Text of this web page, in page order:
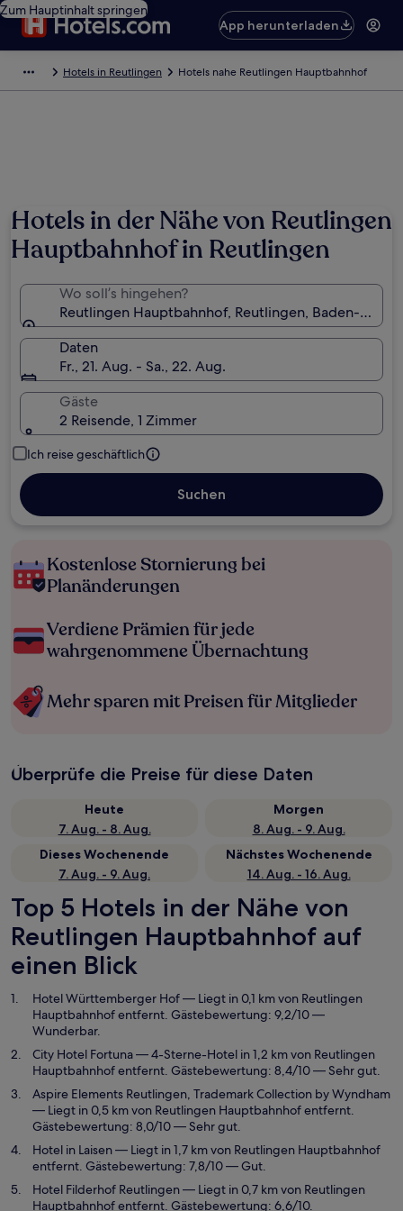
Zum Hauptinhalt springen
App herunterladen
Hotels in Reutlingen Hotels nahe Reutlingen Hauptbahnhof
Hotels in der Nähe von Reutlingen
Hauptbahnhof in Reutlingen
Wo soll’s hingehen?
Reutlingen Hauptbahnhof, Reutlingen, Baden-
Daten
Fr., 21. Aug. - Sa., 22. Aug.
Gäste
2 Reisende, 1 Zimmer
Ich reise geschäftlich
Suchen
Kostenlose Stornierung bei
Planänderungen
Verdiene Prämien für jede
wahrgenommene Übernachtung
Mehr sparen mit Preisen für Mitglieder
Überprüfe die Preise für diese Daten
Heute
7. Aug. - 8. Aug.
Morgen
8. Aug. - 9. Aug.
Dieses Wochenende
7. Aug. - 9. Aug.
Nächstes Wochenende
14. Aug. - 16. Aug.
Top 5 Hotels in der Nähe von
Reutlingen Hauptbahnhof auf
einen Blick
Hotel Württemberger Hof— Liegt in 0,1 km von Reutlingen
Hauptbahnhof entfernt. Gästebewertung: 9,2/10 —
Wunderbar.
City Hotel Fortuna— 4-Sterne-Hotel in 1,2 km von Reutlingen
Hauptbahnhof entfernt. Gästebewertung: 8,4/10 — Sehr gut.
Aspire Elements Reutlingen, Trademark Collection by Wyndham
— Liegt in 0,5 km von Reutlingen Hauptbahnhof entfernt.
Gästebewertung: 8,0/10 — Sehr gut.
Hotel in Laisen— Liegt in 1,7 km von Reutlingen Hauptbahnhof
entfernt. Gästebewertung: 7,8/10 — Gut.
Hotel Filderhof Reutlingen— Liegt in 0,7 km von Reutlingen
Hauptbahnhof entfernt. Gästebewertung: 6,6/10.